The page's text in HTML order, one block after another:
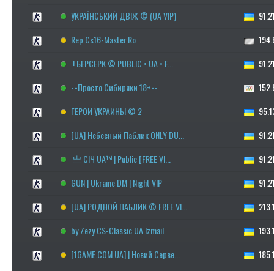
УКРАЇНСЬКИЙ ДВІЖ © (UA VIP)
Rep.Cs16-Master.Ro
! БЕРСЕРК © PUBLIC • UA • F...
-=Просто Сибиряки 18+=-
ГЕРОИ УКРАИНЫ © 2
[UA] Небесный Паблик ONLY DU...
亗 СІЧ UA™ | Public [FREE VI...
GUN | Ukraine DM | Night VIP
[UA] РОДНОЙ ПАБЛИК © FREE VI...
by Zezy CS-Classic UA Izmail
[1GAME.COM.UA] | Новий Серве...